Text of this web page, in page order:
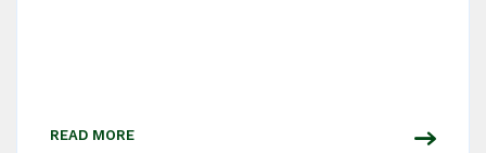
READ MORE